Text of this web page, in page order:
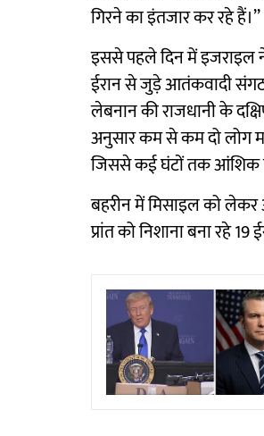
गिरने का इंतजार कर रहे हैं।’’
इससे पहले दिन में इजराइल
ईरान से जुड़े आतंकवादी संगठन
लेबनान की राजधानी के
अनुसार कम से कम दो लोग
जिससे कई घंटों तक आंशिक
बहरीन में मिसाइल को लेकर
प्रांत को निशाना बना रहे 19